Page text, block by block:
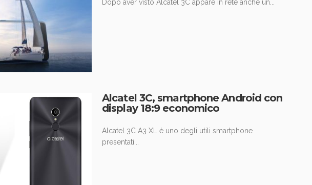
Dopo aver visto Alcatel 3C appare in rete anche un...
Alcatel 3C, smartphone Android con
display 18:9 economico
Alcatel 3C A3 XL è uno degli utili smartphone
presentati...